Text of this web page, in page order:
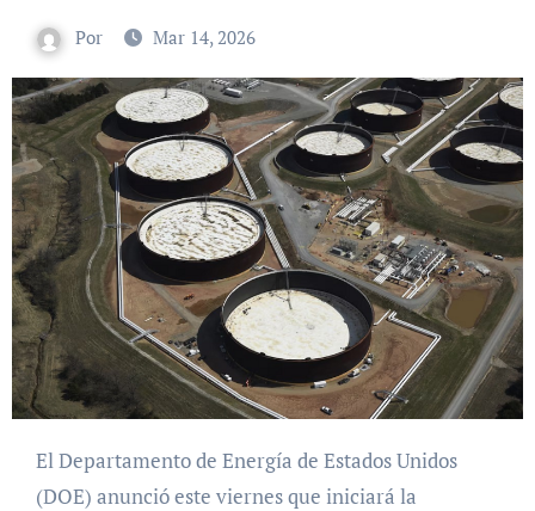
Por Mar 14, 2026
El Departamento de Energía de Estados Unidos
(DOE) anunció este viernes que iniciará la